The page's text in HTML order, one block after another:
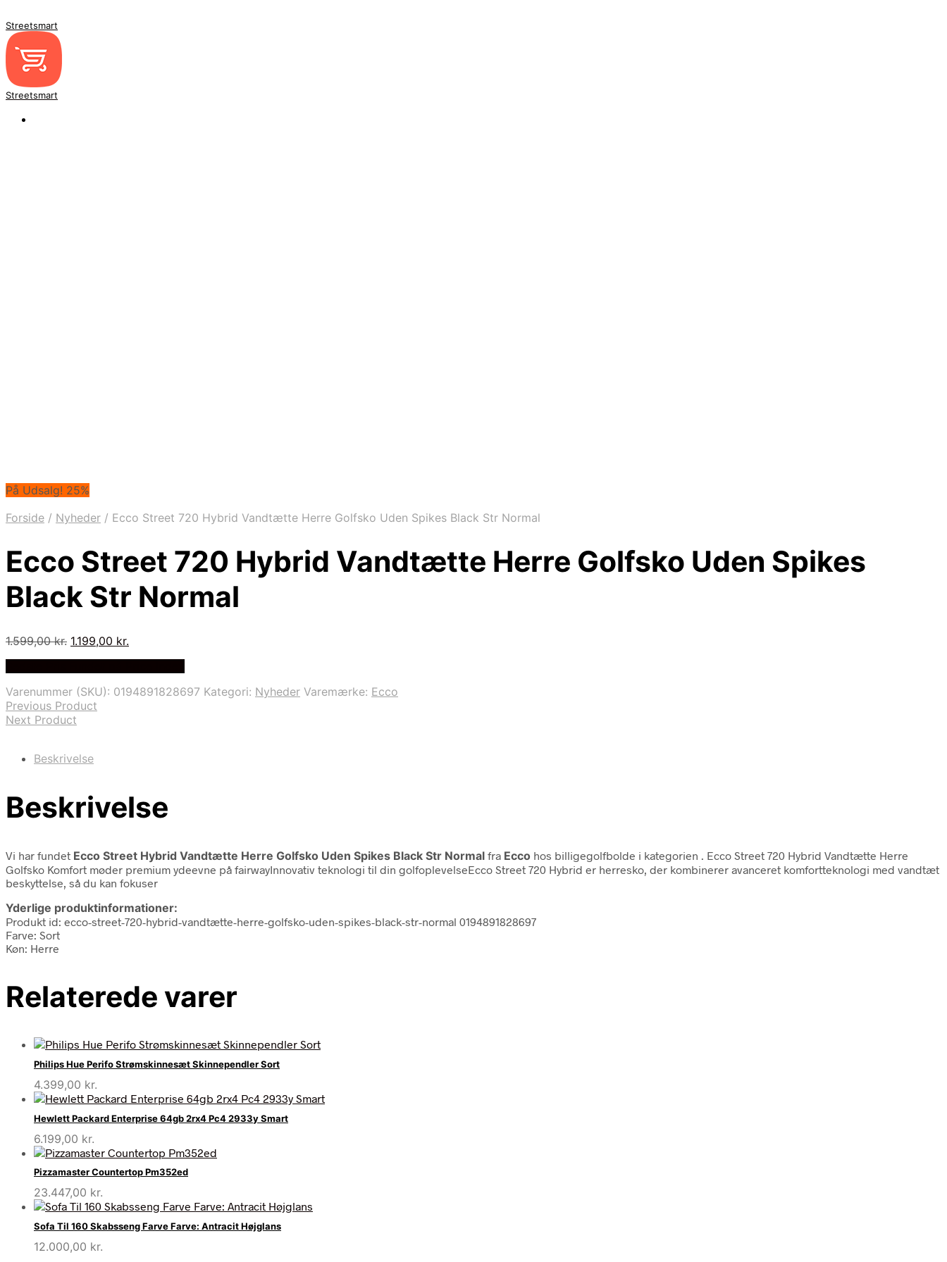
Streetsmart
Streetsmart
På Udsalg! 25%
Forside / Nyheder / Ecco Street 720 Hybrid Vandtætte Herre Golfsko Uden Spikes Black Str Normal
Ecco Street 720 Hybrid Vandtætte Herre Golfsko Uden Spikes
Black Str Normal
1.599,00kr. Den
1.599,00 kr..
1.199,00 kr.
1.199,00 kr..
Varenummer (SKU): 0194891828697 Kategori: Nyheder Varemærke: Ecco
Previous Product
Next Product
Beskrivelse
Beskrivelse
Vi har fundet Ecco Street Hybrid Vandtætte Herre Golfsko Uden Spikes Black Str Normal fra Ecco hos billigegolfbolde i kategorien
. Ecco Street 720 Hybrid Vandtætte Herre
Golfsko Komfort møder premium ydeevne på fairwayInnovativ teknologi til din golfoplevelseEcco Street 720 Hybrid er herresko, der kombinerer avanceret komfortteknologi med vandtæt
beskyttelse, så du kan fokuser
Yderlige produktinformationer:
Produkt id: ecco-street-720-hybrid-vandtætte-herre-golfsko-uden-spikes-black-str-normal 0194891828697
Farve: Sort
Køn: Herre
Relaterede varer
Philips Hue Perifo Strømskinnesæt Skinnependler Sort
4.399,00 kr.
Hewlett Packard Enterprise 64gb 2rx4 Pc4 2933y Smart
6.199,00 kr.
Pizzamaster Countertop Pm352ed
23.447,00 kr.
Sofa Til 160 Skabsseng Farve Farve: Antracit Højglans
12.000,00 kr.